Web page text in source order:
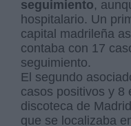
seguimiento,
hospitalario. Un
capital madrileña
contaba con 17
seguimiento.
El segundo
casos positivos y 8
discoteca de
que se localizaba